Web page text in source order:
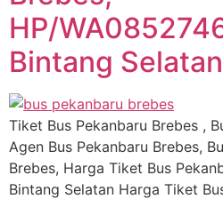
HP/
Bintang Selatan
Tiket Bus Pekanbaru Brebes ,
Agen Bus Pekanbaru Brebes,
Brebes, Harga Tiket Bus
Bintang Selatan Harga Tiket